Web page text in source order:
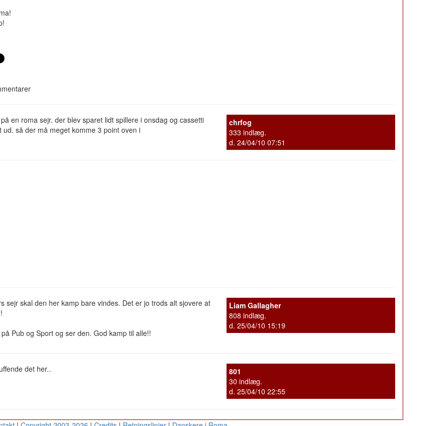
chrfog
333 indlæg.
d. 24/04/10 07:51
en roma sejr. der blev sparet lidt spillere i onsdag og cassetti
ud. så der må meget komme 3 point oven i
Liam Gallagher
808 indlæg.
d. 25/04/10 15:19
sejr skal den her kamp bare vindes. Det er jo trods alt sjovere at
Pub og Sport og ser den. God kamp til alle!!
801
30 indlæg.
d. 25/04/10 22:55
det her..